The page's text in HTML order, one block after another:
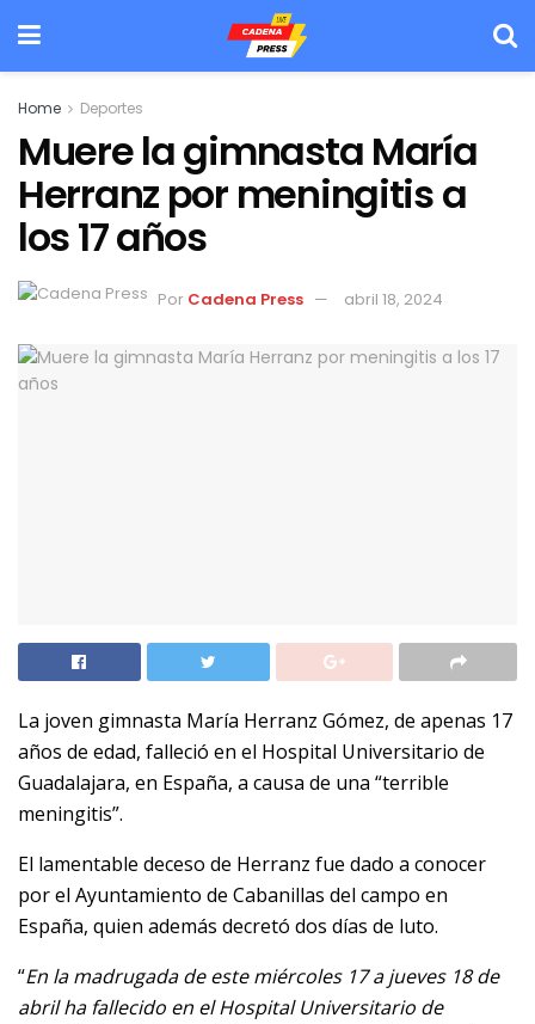
Home Deportes
Muere la gimnasta María
Herranz por meningitis a
los 17 años
Por Cadena Press abril 18, 2024
La joven gimnasta María Herranz Gómez, de apenas 17
años de edad, falleció en el Hospital Universitario de
Guadalajara, en España, a causa de una “terrible
meningitis”.
El lamentable deceso de Herranz fue dado a conocer
por el Ayuntamiento de Cabanillas del campo en
España, quien además decretó dos días de luto.
“En la madrugada de este miércoles 17 a jueves 18 de
abril ha fallecido en el Hospital Universitario de